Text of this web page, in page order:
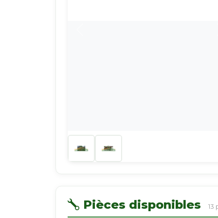
Pièces disponibles 13